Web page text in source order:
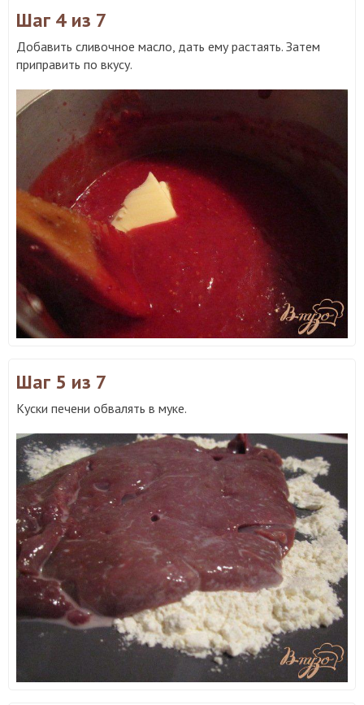
Шаг 4 из 7
Добавить сливочное масло, дать ему растаять. Затем
приправить по вкусу.
Шаг 5 из 7
Куски печени обвалять в муке.